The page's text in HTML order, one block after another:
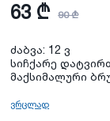
63 ₾ 90 ₾
ძაბვა: 12 ვ
სიჩქარე
მაქსიმალური
ვრცლად